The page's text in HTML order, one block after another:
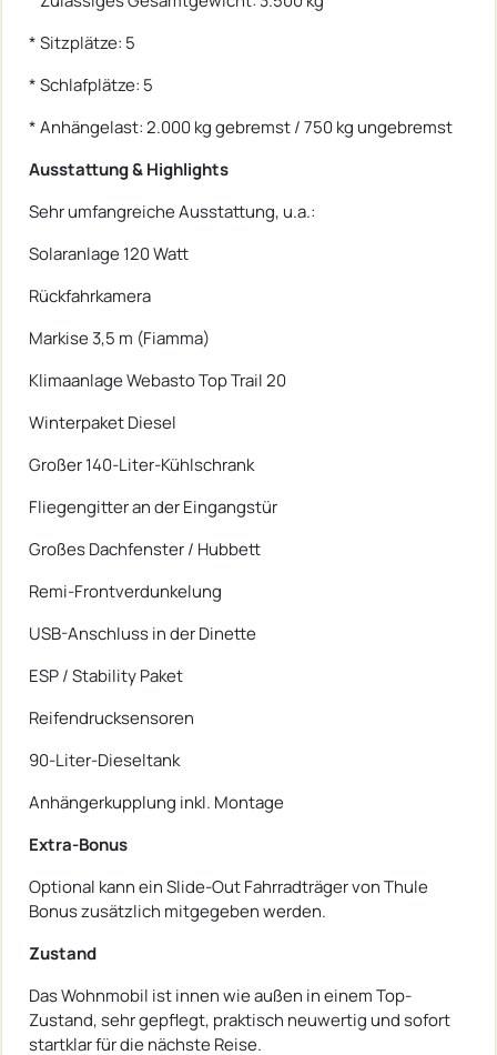
* Sitzplätze: 5
* Schlafplätze: 5
* Anhängelast: 2.000 kg gebremst / 750 kg ungebremst
Ausstattung & Highlights
Sehr umfangreiche Ausstattung, u.a.:
Solaranlage 120 Watt
Rückfahrkamera
Markise 3,5 m (Fiamma)
Klimaanlage Webasto Top Trail 20
Winterpaket Diesel
Großer 140-Liter-Kühlschrank
Fliegengitter an der Eingangstür
Großes Dachfenster / Hubbett
Remi-Frontverdunkelung
USB-Anschluss in der Dinette
ESP / Stability Paket
Reifendrucksensoren
90-Liter-Dieseltank
Anhängerkupplung inkl. Montage
Extra-Bonus
Optional kann ein Slide-Out Fahrradträger von Thule
Bonus zusätzlich mitgegeben werden.
Zustand
Das Wohnmobil ist innen wie außen in einem Top-
Zustand, sehr gepflegt, praktisch neuwertig und sofort
startklar für die nächste Reise.